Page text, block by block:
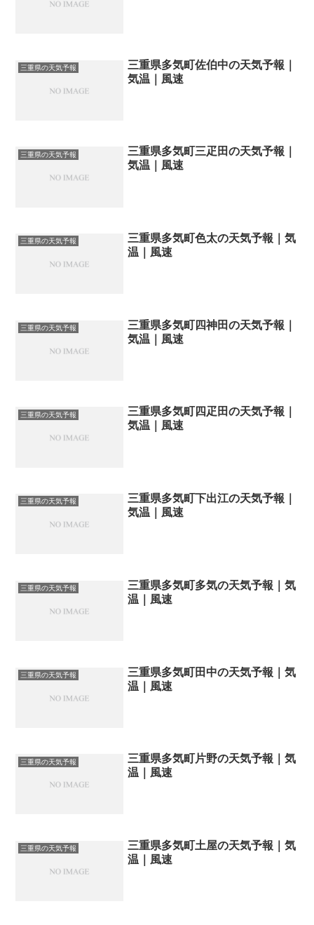
三重県の天気予報
三重県多気町佐伯中の天気予報｜
気温｜風速
三重県の天気予報
三重県多気町三疋田の天気予報｜
気温｜風速
三重県の天気予報
三重県多気町色太の天気予報｜気
温｜風速
三重県の天気予報
三重県多気町四神田の天気予報｜
気温｜風速
三重県の天気予報
三重県多気町四疋田の天気予報｜
気温｜風速
三重県の天気予報
三重県多気町下出江の天気予報｜
気温｜風速
三重県の天気予報
三重県多気町多気の天気予報｜気
温｜風速
三重県の天気予報
三重県多気町田中の天気予報｜気
温｜風速
三重県の天気予報
三重県多気町片野の天気予報｜気
温｜風速
三重県の天気予報
三重県多気町土屋の天気予報｜気
温｜風速